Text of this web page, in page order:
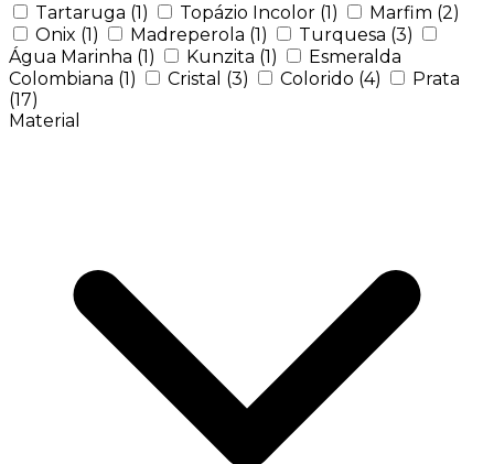
Tartaruga (1) Topázio Incolor (1) Marfim (2)
Onix (1) Madreperola (1) Turquesa (3)
Água Marinha (1) Kunzita (1)
Esmeralda
Colombiana (1) Cristal (3) Colorido (4)
Prata
(17)
Material